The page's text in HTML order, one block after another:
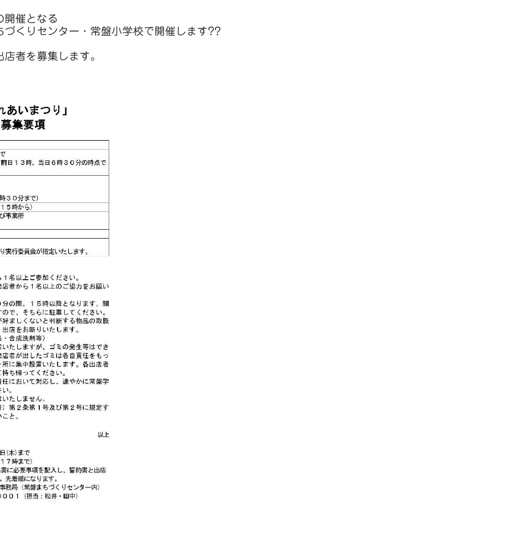
開催となる
くりセンター・常盤小学校で開催します??
者を募集します。